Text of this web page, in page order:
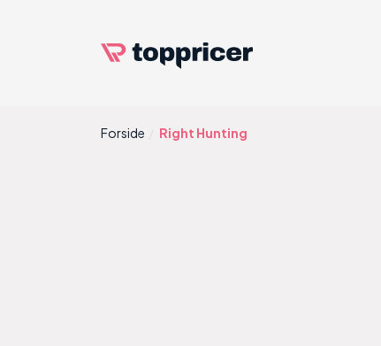
Forside Right Hunting